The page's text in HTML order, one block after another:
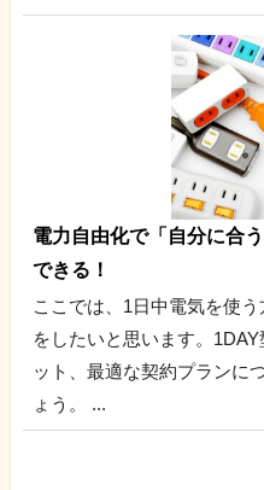
電力自由化で「自分に合
できる！
ここでは、1日中電気を使
をしたいと思います。
ット、最適な契約プランに
ょう。 ...